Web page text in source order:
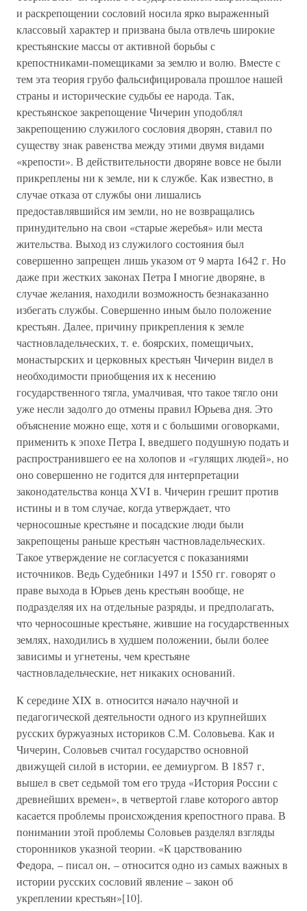
и раскрепощении сословий носила ярко выраженный
классовый характер и призвана была отвлечь широкие
крестьянские массы от активной борьбы с
крепостниками-помещиками за землю и волю. Вместе с
тем эта теория грубо фальсифицировала прошлое нашей
страны и исторические судьбы ее народа. Так,
крестьянское закрепощение Чичерин уподоблял
закрепощению служилого сословия дворян, ставил по
существу знак равенства между этими двумя видами
«крепости». В действительности дворяне вовсе не были
прикреплены ни к земле, ни к службе. Как известно, в
случае отказа от службы они лишались
предоставлявшийся им земли, но не возвращались
принудительно на свои «старые жеребья» или места
жительства. Выход из служилого состояния был
совершенно запрещен лишь указом от 9 марта 1642 г. Но
даже при жестких законах Петра I многие дворяне, в
случае желания, находили возможность безнаказанно
избегать службы. Совершенно иным было положение
крестьян. Далее, причину прикрепления к земле
частновладельческих, т. е. боярских, помещичьих,
монастырских и церковных крестьян Чичерин видел в
необходимости приобщения их к несению
государственного тягла, умалчивая, что такое тягло они
уже несли задолго до отмены правил Юрьева дня. Это
объяснение можно еще, хотя и с большими оговорками,
применить к эпохе Петра I, введшего подушную подать и
распространившего ее на холопов и «гулящих людей», но
оно совершенно не годится для интерпретации
законодательства конца XVI в. Чичерин грешит против
истины и в том случае, когда утверждает, что
черносошные крестьяне и посадские люди были
закрепощены раньше крестьян частновладельческих.
Такое утверждение не согласуется с показаниями
источников. Ведь Судебники 1497 и 1550 гг. говорят о
праве выхода в Юрьев день крестьян вообще, не
подразделяя их на отдельные разряды, и предполагать,
что черносошные крестьяне, жившие на государственных
землях, находились в худшем положении, были более
зависимы и угнетены, чем крестьяне
частновладельческие, нет никаких оснований.
К середине XIX в. относится начало научной и
педагогической деятельности одного из крупнейших
русских буржуазных историков С.М. Соловьева. Как и
Чичерин, Соловьев считал государство основной
движущей силой в истории, ее демиургом. В 1857 г,
вышел в свет седьмой том его труда «История России с
древнейших времен», в четвертой главе которого автор
касается проблемы происхождения крепостного права. В
понимании этой проблемы Соловьев разделял взгляды
сторонников указной теории. «К царствованию
Федора, – писал он, – относится одно из самых важных в
истории русских сословий явление – закон об
укреплении крестьян»[10].